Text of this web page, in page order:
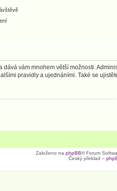
vám mnohem větší možnosti.
pravidly a ujednáními. Také se
Založeno na phpBB® Forum
Český překlad –